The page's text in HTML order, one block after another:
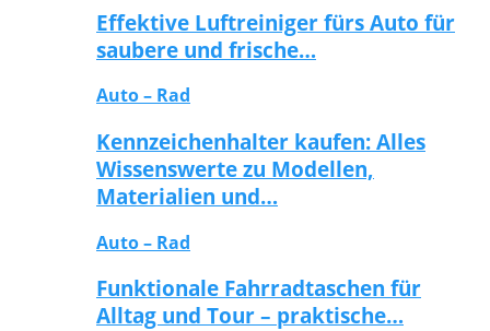
Effektive Luftreiniger fürs Auto für
saubere und frische…
Auto – Rad
Kennzeichenhalter kaufen: Alles
Wissenswerte zu Modellen,
Materialien und…
Auto – Rad
Funktionale Fahrradtaschen für
Alltag und Tour – praktische…